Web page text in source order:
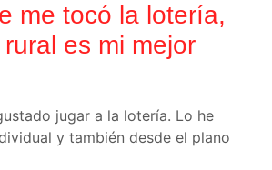
me tocó la lotería,
es mi mejor
jugar a la lotería. Lo he
y también desde el plano